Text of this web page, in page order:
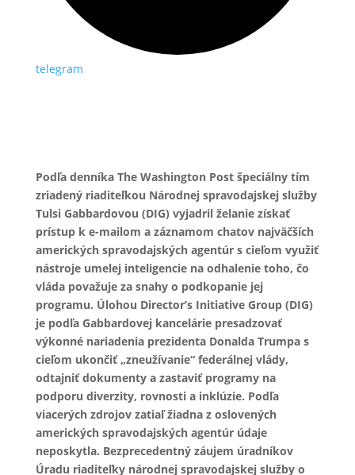
telegram
Podľa denníka The Washington Post špeciálny tím
zriadený riaditeľkou Národnej spravodajskej služby
Tulsi Gabbardovou (DIG) vyjadril želanie získať
prístup k e-mailom a záznamom chatov najväčších
amerických spravodajských agentúr s cieľom využiť
nástroje umelej inteligencie na odhalenie toho, čo
vláda považuje za snahy o podkopanie jej
programu. Úlohou Director’s Initiative Group (DIG)
je podľa Gabbardovej kancelárie presadzovať
výkonné nariadenia prezidenta Donalda Trumpa s
cieľom ukončiť „zneužívanie“ federálnej vlády,
odtajniť dokumenty a zastaviť programy na
podporu diverzity, rovnosti a inklúzie. Podľa
viacerých zdrojov zatiaľ žiadna z oslovených
amerických spravodajských agentúr údaje
neposkytla. Bezprecedentný záujem úradníkov
Úradu riaditeľky národnej spravodajskej služby o